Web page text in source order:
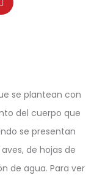
se plantean con
del cuerpo que
se presentan
de hojas de
de agua. Para ver